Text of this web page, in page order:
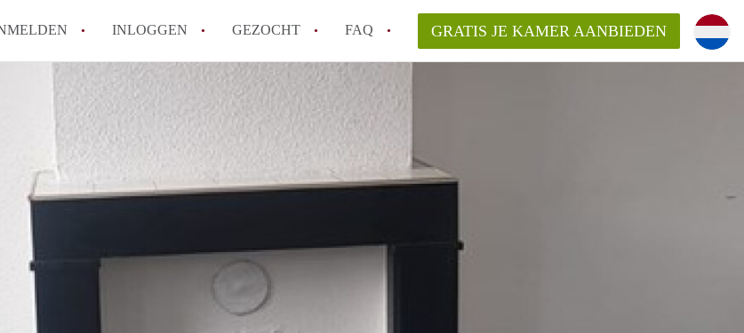
INLOGGEN GEZOCHT FAQ
Moet ik mij inschrijven bij de gemeente als ik een kamer huur in
Rotterdam?
Hoe groot is de kans dat ik snel een kamer vind?
Wat kost een studentenkamer gemiddeld in Rotterdam?
In welke wijken van Rotterdam kan ik het beste wonen als student?
GRATIS JE KAMER AANBIEDEN